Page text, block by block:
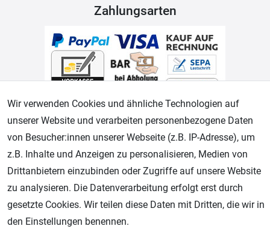
Zahlungsarten
Geprüfter Shop
Wir verwenden Cookies und ähnliche Technologien auf
unserer Website und verarbeiten personenbezogene Daten
von Besucher:innen unserer Webseite (z.B. IP-Adresse), um
z.B. Inhalte und Anzeigen zu personalisieren, Medien von
Drittanbietern einzubinden oder Zugriffe auf unsere Website
zu analysieren. Die Datenverarbeitung erfolgt erst durch
gesetzte Cookies. Wir teilen diese Daten mit Dritten, die wir in
den Einstellungen benennen.